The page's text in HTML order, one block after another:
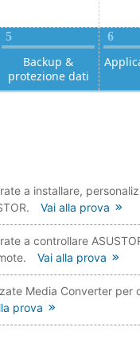
5
Backup &
protezione dati
6
a installare,
Vai alla prova
a controllare
Vai alla prova
Media Converter per
prova